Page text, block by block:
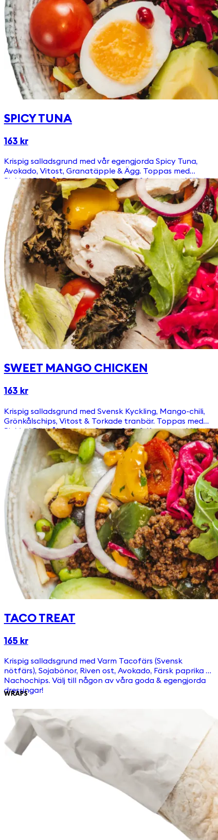
SPICY TUNA
163 kr
Krispig salladsgrund med vår egengjorda Spicy Tuna,
Avokado, Vitost, Granatäpple & Ägg. Toppas med
Picklad Rödkål, Ruccola, Pumpafrön & krutonger Välj till
en av våra goda & egengjorda dressingar!
SWEET MANGO CHICKEN
163 kr
Krispig salladsgrund med Svensk Kyckling, Mango-chili,
Grönkålschips, Vitost & Torkade tranbär. Toppas med
Picklad Rödkål, Ruccola, Pumpafrön & Krutonger Välj till
någon av våra goda & egengjorda dressingar!
TACO TREAT
165 kr
Krispig salladsgrund med Varm Tacofärs (Svensk
nötfärs), Sojabönor, Riven ost, Avokado, Färsk paprika &
Nachochips. Välj till någon av våra goda & egengjorda
dressingar!
WRAPS